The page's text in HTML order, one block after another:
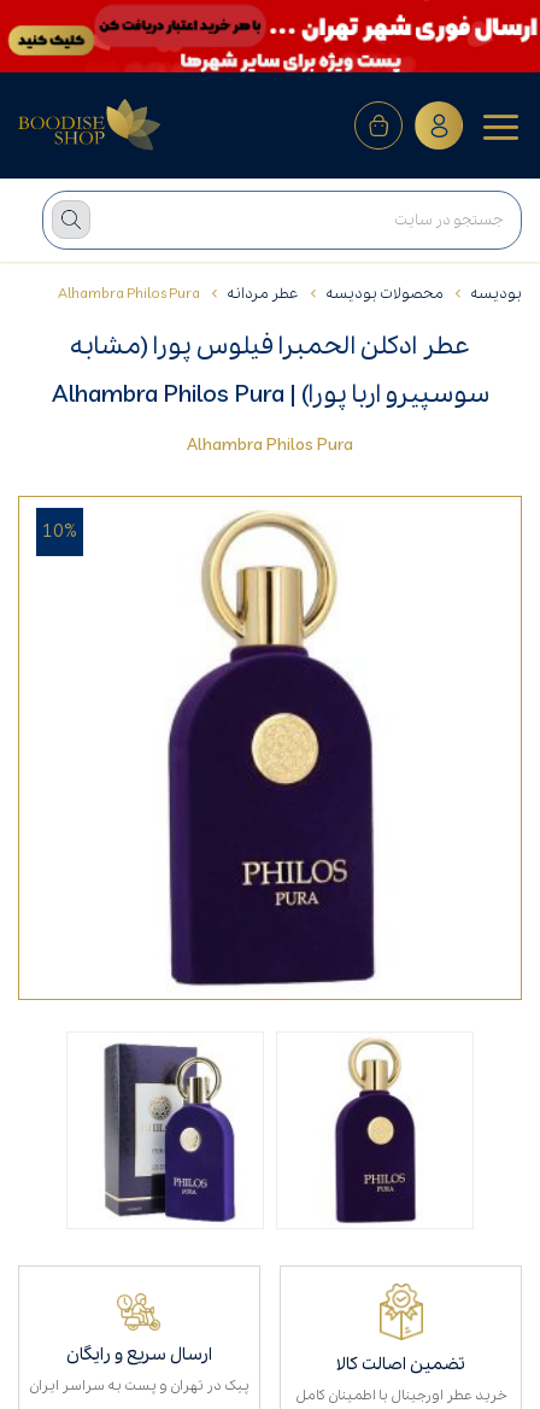
بودیسه محصولات بودیسه عطر مردانه Alhambra Philos Pura
عطر ادکلن الحمبرا فیلوس پورا (مشابه
سوسپیرو اربا پورا) | Alhambra Philos Pura
Alhambra Philos Pura
10%
تضمین اصالت کالا
خرید عطر اورجینال با اطمینان کامل
ارسال سریع و رایگان
پیک در تهران و پست به سراسر ایران